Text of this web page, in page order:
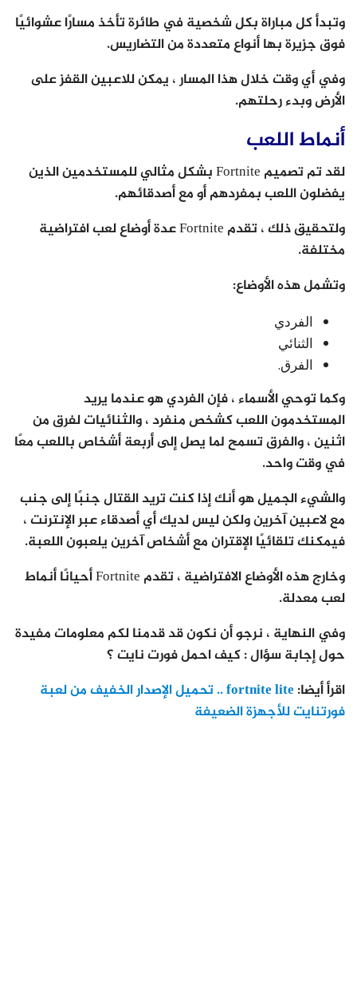
وتبدأ كل مباراة بكل شخصية في طائرة تأخذ مسارًا عشوائيًا
فوق جزيرة بها أنواع متعددة من التضاريس.
وفي أي وقت خلال هذا المسار ، يمكن للاعبين القفز على
الأرض وبدء رحلتهم.
أنماط اللعب
لقد تم تصميم Fortnite بشكل مثالي للمستخدمين الذين
يفضلون اللعب بمفردهم أو مع أصدقائهم.
ولتحقيق ذلك ، تقدم Fortnite عدة أوضاع لعب افتراضية
مختلفة.
وتشمل هذه الأوضاع:
الفردي
الثنائي
الفرق.
وكما توحي الأسماء ، فإن الفردي هو عندما يريد
المستخدمون اللعب كشخص منفرد ، والثنائيات لفرق من
اثنين ، والفرق تسمح لما يصل إلى أربعة أشخاص باللعب معًا
في وقت واحد.
والشيء الجميل هو أنك إذا كنت تريد القتال جنبًا إلى جنب
مع لاعبين آخرين ولكن ليس لديك أي أصدقاء عبر الإنترنت ،
فيمكنك تلقائيًا الإقتران مع أشخاص آخرين يلعبون اللعبة.
وخارج هذه الأوضاع الافتراضية ، تقدم Fortnite أحيانًا أنماط
لعب معدلة.
وفي النهاية ، نرجو أن نكون قد قدمنا لكم معلومات مفيدة
حول إجابة سؤال : كيف احمل فورت نايت ؟
اقرأ أيضا:
fortnite lite .. تحميل الإصدار الخفيف من لعبة
فورتنايت للأجهزة الضعيفة